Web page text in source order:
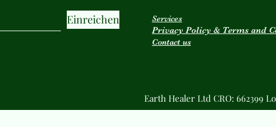
Einreichen Services
Privacy Policy & Terms and
Contact us
Earth Healer Ltd CRO: 662399